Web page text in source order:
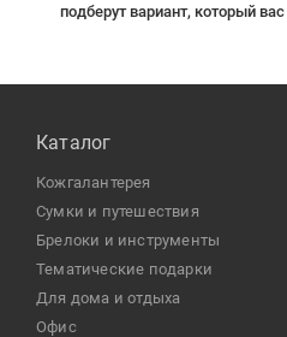
подберут вариант, который
Каталог
кожгалантерея
сумки и путешествия
брелоки и инструменты
тематические подарки
для дома и отдыха
офис